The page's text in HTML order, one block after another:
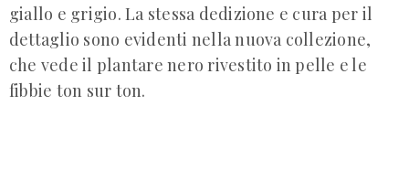
giallo e grigio. La stessa dedizione e cura per il
dettaglio sono evidenti nella nuova collezione,
che vede il plantare nero rivestito in pelle e le
fibbie ton sur ton.